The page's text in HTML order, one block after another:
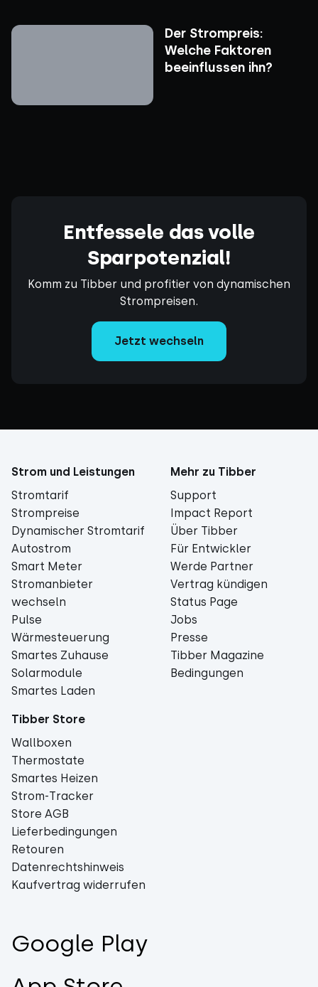
Der Strompreis:
Welche Faktoren
beeinflussen ihn?
Entfessele das volle
Sparpotenzial!
Komm zu Tibber und profitier von dynamischen
Strompreisen.
Jetzt wechseln
Strom und Leistungen
Stromtarif
Strompreise
Dynamischer Stromtarif
Autostrom
Smart Meter
Stromanbieter
wechseln
Pulse
Wärmesteuerung
Smartes Zuhause
Solarmodule
Smartes Laden
Mehr zu Tibber
Support
Impact Report
Über Tibber
Für Entwickler
Werde Partner
Vertrag kündigen
Status Page
Jobs
Presse
Tibber Magazine
Bedingungen
Tibber Store
Wallboxen
Thermostate
Smartes Heizen
Strom-Tracker
Store AGB
Lieferbedingungen
Retouren
Datenrechtshinweis
Kaufvertrag widerrufen
Google Play